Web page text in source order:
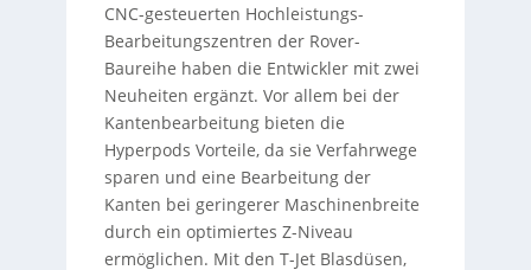
CNC-gesteuerten Hochleistungs-
Bearbeitungszentren der Rover-
Baureihe haben die Entwickler mit zwei
Neuheiten ergänzt. Vor allem bei der
Kantenbearbeitung bieten die
Hyperpods Vorteile, da sie Verfahrwege
sparen und eine Bearbeitung der
Kanten bei geringerer Maschinenbreite
durch ein optimiertes Z-Niveau
ermöglichen. Mit den T-Jet Blasdüsen,